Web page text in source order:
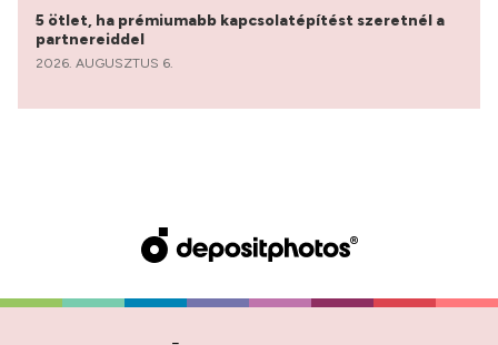
5 ötlet, ha prémiumabb kapcsolatépítést szeretnél a
partnereiddel
2026. AUGUSZTUS 6.